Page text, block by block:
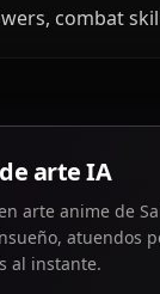
combat
arte IA
arte anime de
atuendos
al instante.